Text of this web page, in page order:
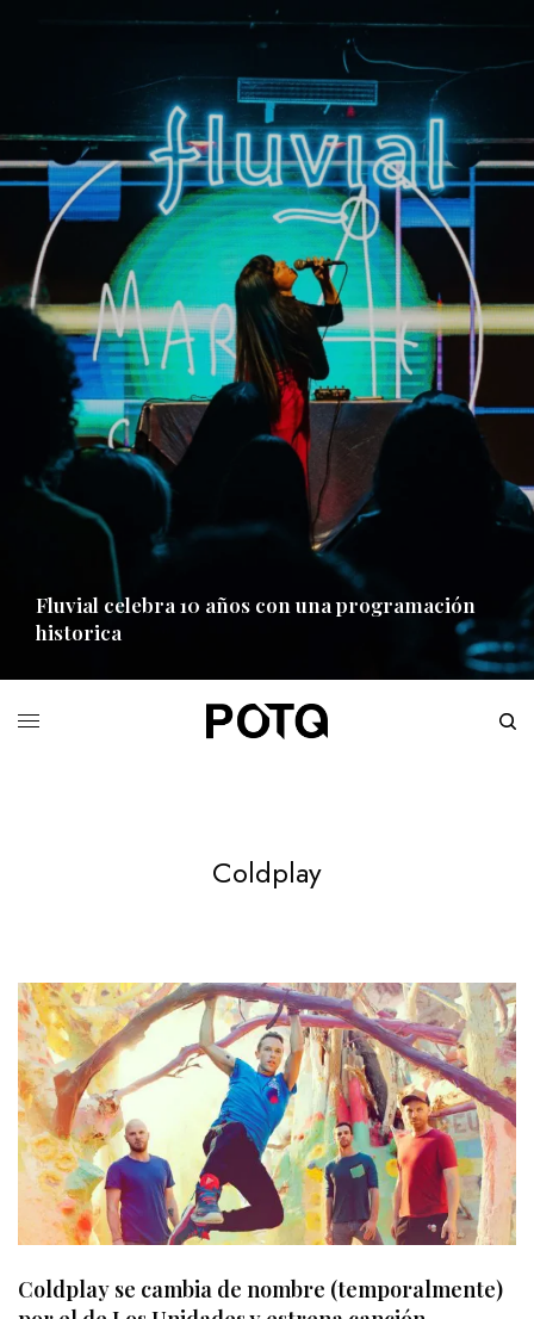
Fluvial celebra 10 años con una programación
historica
Coldplay
Coldplay se cambia de nombre (temporalmente)